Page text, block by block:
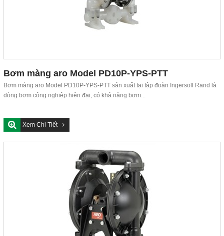
Bơm màng aro Model PD10P-YPS-PTT
Bơm màng aro Model PD10P-YPS-PTT sản xuất tại tập đoàn Ingersoll Rand là
dòng bơm công nghiệp hiện đại, có khả năng bơm...
Xem Chi Tiết